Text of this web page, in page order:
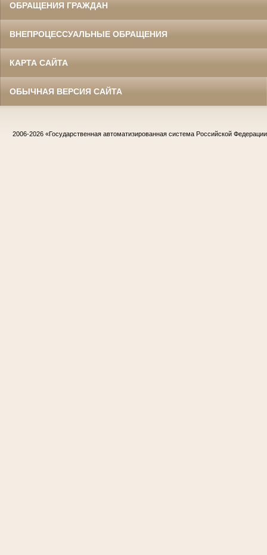
ОБРАЩЕНИЯ ГРАЖДАН
ВНЕПРОЦЕССУАЛЬНЫЕ ОБРАЩЕНИЯ
КАРТА САЙТА
ОБЫЧНАЯ ВЕРСИЯ САЙТА
2006-2026 «Государственная автоматизированная система Российской